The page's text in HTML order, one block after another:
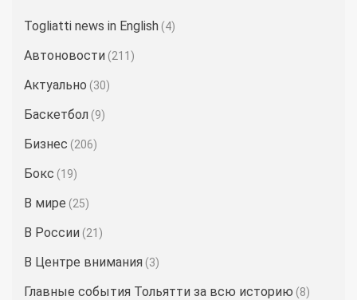
Togliatti news in English (4)
Автоновости (211)
Актуально (30)
Баскетбол (9)
Бизнес (206)
Бокс (19)
В мире (25)
В России (21)
В Центре внимания (3)
Главные события Тольятти за всю историю (8)